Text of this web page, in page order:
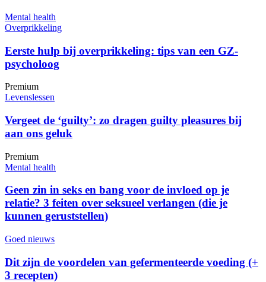
Mental health
Overprikkeling
Eerste hulp bij overprikkeling: tips van een GZ-
psycholoog
Premium
Levenslessen
Vergeet de ‘guilty’: zo dragen guilty pleasures bij
aan ons geluk
Premium
Mental health
Geen zin in seks en bang voor de invloed op je
relatie? 3 feiten over seksueel verlangen (die je
kunnen geruststellen)
Goed nieuws
Dit zijn de voordelen van gefermenteerde voeding (+
3 recepten)